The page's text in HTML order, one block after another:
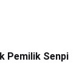
Pemilik Senpi